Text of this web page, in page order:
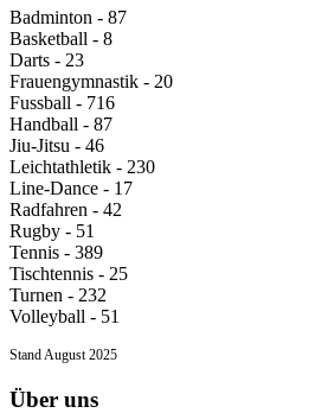
Badminton - 87
Basketball - 8
Darts - 23
Frauengymnastik - 20
Fussball - 716
Handball - 87
Jiu-Jitsu - 46
Leichtathletik - 230
Line-Dance - 17
Radfahren - 42
Rugby - 51
Tennis - 389
Tischtennis - 25
Turnen - 232
Volleyball - 51
Stand August 2025
Über uns